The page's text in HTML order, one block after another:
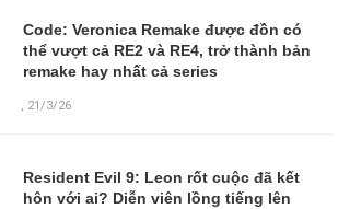
Code: Veronica Remake được đồn có
thể vượt cả RE2 và RE4, trở thành bản
remake hay nhất cả series
, 21/3/26
Resident Evil 9: Leon rốt cuộc đã kết
hôn với ai? Diễn viên lồng tiếng lên